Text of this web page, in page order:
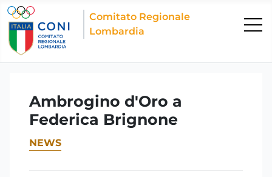
Comitato Regionale
Lombardia
Ambrogino d'Oro a
Federica Brignone
NEWS